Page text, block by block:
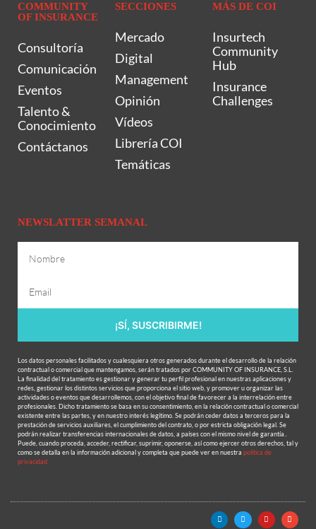
COMMUNITY
OF INSURANCE
Consultoría
Comunicación
Eventos
Talento &
Conocimiento
Contáctanos
SECCIONES
Mercado
Digital
Management
Opinión
Vídeos
Librería COI
Temáticas
MÁS DE COI
Insurtech
Community
Hub
Insurance
Challenges
NEWSLATTER SEMANAL
¡SÍ, SUSCRIBIRME!
Los datos personales facilitados y cualesquiera otros generados durante el desarrollo de la relación
contractual o comercial que mantengamos, serán tratados por COMMUNITY OF INSURANCE, S.L.
La finalidad del tratamiento es gestionar y generar tu perfil profesional en nuestras aplicaciones y
redes, gestionar los distintos servicios que proporciona el sitio web, y promover u organizar las
actividades o eventos que desarrollemos, con el objetivo final de favorecer a la interrelación entre
profesionales. Dicho tratamiento se basa en su consentimiento, en la relación contractual o comercial
existente entre las partes, y en nuestro interés legítimo. Se podrán ceder datos a terceros para la
prestación de servicios auxiliares, el cumplimiento del contrato, o por estricta obligación legal. Se
podrán realizar transferencias internacionales de datos, a países con el mismo nivel de garantía..
Puede, cuando proceda, acceder, rectificar, suprimir, oponerse, así como ejercer otros derechos, tal y
como se detalla en la información adicional y completa que puede ver en nuestra política de
privacidad.